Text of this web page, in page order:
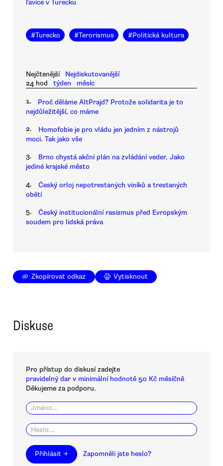
ľavice v Turecku
#Turecko #Terorismus #Politická kultura
Nejčtenější
Nejdiskutovanější
24 hod
týden měsíc
1.
Proč děláme AltPrajd? Protože solidarita je to
nejdůležitější, co máme
2.
Homofobie je pro vládu jen jedním z nástrojů
moci. Tak jako vše
3.
Brno chystá akční plán na zvládání veder. Jako
jediné krajské město
4.
Český orloj nepotrestaných viníků a trestaných
obětí
5.
Český institucionální rasismus před Evropským
soudem pro lidská práva
Zkopírovat odkaz Vytisknout
Diskuse
Pro přístup do diskusí zadejte
pravidelný dar v minimální hodnotě 50 Kč měsíčně
Děkujeme za podporu.
Přihlásit → Zapomněli jste heslo?